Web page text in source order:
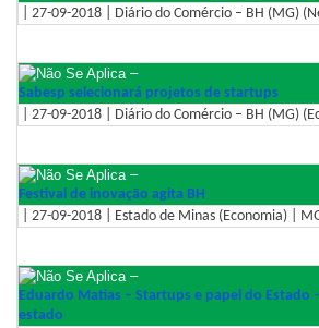
| 27-09-2018 | Diário do Comércio – BH (MG)
–
Sabesp selecionará projetos de startups
| 27-09-2018 | Diário do Comércio – BH (MG)
–
Festival de inovação agita BH
| 27-09-2018 | Estado de Minas (Economia) |
–
Eduardo Matias – Startups e papel do
estado